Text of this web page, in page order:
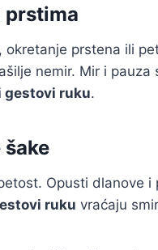
prstima
okretanje prstena ili
nemir. Mir i pauza
ruku.
Opusti dlanove i
ruku vraćaju